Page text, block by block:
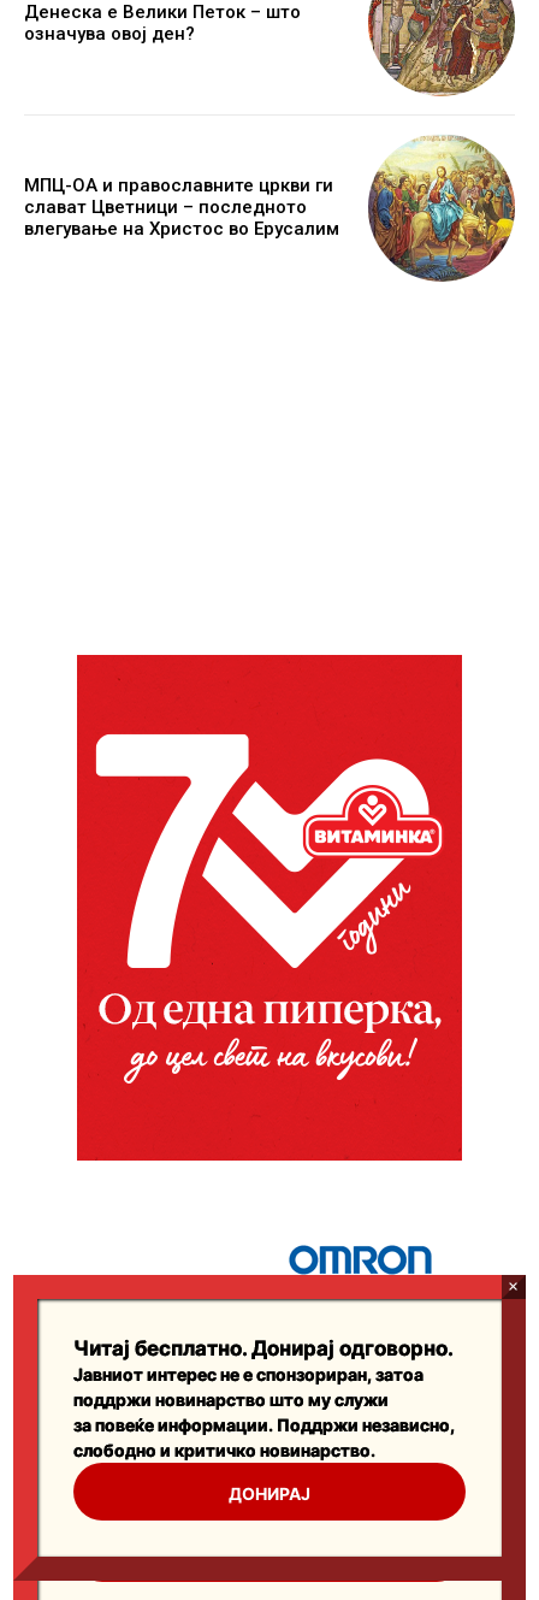
Читај бесплатно. Донирај одговорно.
Јавниот интерес не е спонзориран, затоа
поддржи новинарство што му служи
за повеќе информации. Поддржи независно,
слободно и критичко новинарство.
ДОНИРАЈ